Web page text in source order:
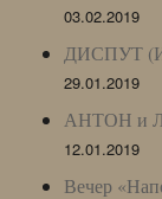
03.02.2019
ДИСПУТ
29.01.2019
АНТОН и
12.01.2019
Вечер